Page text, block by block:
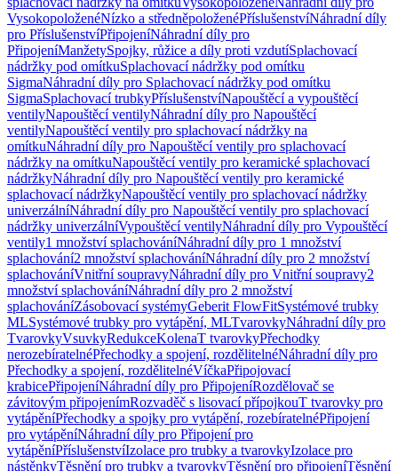
VysokopoloženéNízko a středněpoloženéPříslušenstvíNáhradní díly
pro PříslušenstvíPřipojeníNáhradní díly pro
PřipojeníManžetySpojky, růžice a díly proti vzdutíSplachovací
nádržky pod omítkuSplachovací nádržky pod omítku
SigmaNáhradní díly pro Splachovací nádržky pod omítku
SigmaSplachovací trubkyPříslušenstvíNapouštěcí a vypouštěcí
ventilyNapouštěcí ventilyNáhradní díly pro Napouštěcí
ventilyNapouštěcí ventily pro splachovací nádržky na
omítkuNáhradní díly pro Napouštěcí ventily pro splachovací
nádržky na omítkuNapouštěcí ventily pro keramické splachovací
nádržkyNáhradní díly pro Napouštěcí ventily pro keramické
splachovací nádržkyNapouštěcí ventily pro splachovací nádržky
univerzálníNáhradní díly pro Napouštěcí ventily pro splachovací
nádržky univerzálníVypouštěcí ventilyNáhradní díly pro Vypouštěcí
ventily1 množství splachováníNáhradní díly pro 1 množství
splachování2 množství splachováníNáhradní díly pro 2 množství
splachováníVnitřní soupravyNáhradní díly pro Vnitřní soupravy2
množství splachováníNáhradní díly pro 2 množství
splachováníZásobovací systémyGeberit FlowFitSystémové trubky
MLSystémové trubky pro vytápění, MLTvarovkyNáhradní díly pro
TvarovkyVsuvkyRedukceKolenaT tvarovkyPřechodky
nerozebíratelnéPřechodky a spojení, rozdělitelnéNáhradní díly pro
Přechodky a spojení, rozdělitelnéVíčkaPřipojovací
krabicePřipojeníNáhradní díly pro PřipojeníRozdělovač se
závitovým připojenímRozvaděč s lisovací přípojkouT tvarovky pro
vytápěníPřechodky a spojky pro vytápění, rozebíratelnéPřipojení
pro vytápěníNáhradní díly pro Připojení pro
vytápěníPříslušenstvíIzolace pro trubky a tvarovkyIzolace pro
nástěnkyTěsnění pro trubky a tvarovkyTěsnění pro připojeníTěsnění